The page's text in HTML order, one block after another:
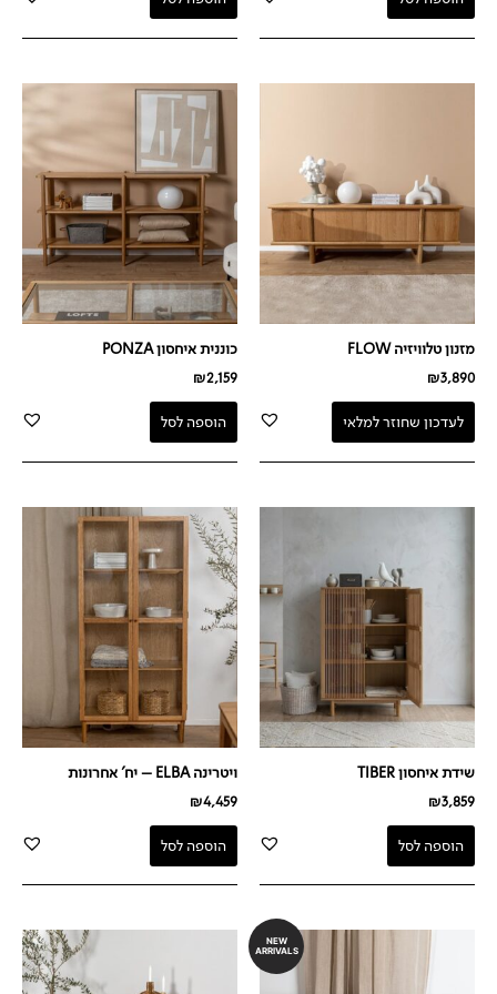
מזנון טלוויזיה FLOW
₪3,890
לעדכון שחוזר למלאי
כוננית איחסון PONZA
₪2,159
הוספה לסל
שידת איחסון TIBER
₪3,859
הוספה לסל
ויטרינה ELBA – יח' אחרונות
₪4,459
הוספה לסל
NEW
ARRIVALS